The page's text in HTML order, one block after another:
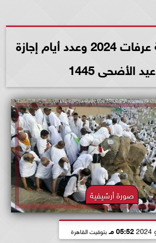
موعد وقفة عرفات 2024 وعدد أيام إجازة
عيد الأضحى 1445
صورة أرشيفية
05:52 مـ بتوقيت القاهرة